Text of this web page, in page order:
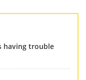
having trouble